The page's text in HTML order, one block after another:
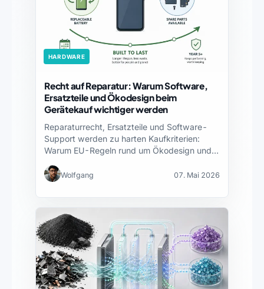
HARDWARE
Recht auf Reparatur: Warum Software,
Ersatzteile und Ökodesign beim
Gerätekauf wichtiger werden
Reparaturrecht, Ersatzteile und Software-
Support werden zu harten Kaufkriterien:
Warum EU-Regeln rund um Ökodesign und
Wolfgang 07. Mai 2026